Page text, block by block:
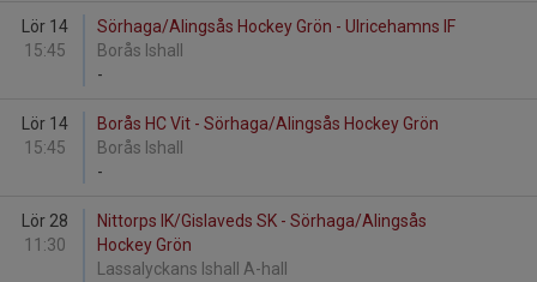
Lör 14
15:45
Sörhaga/Alingsås Hockey Grön - Ulricehamns IF
Borås Ishall
-
Lör 14
15:45
Borås HC Vit - Sörhaga/Alingsås Hockey Grön
Borås Ishall
-
Lör 28
11:30
Nittorps IK/Gislaveds SK - Sörhaga/Alingsås
Hockey Grön
Lassalyckans Ishall A-hall